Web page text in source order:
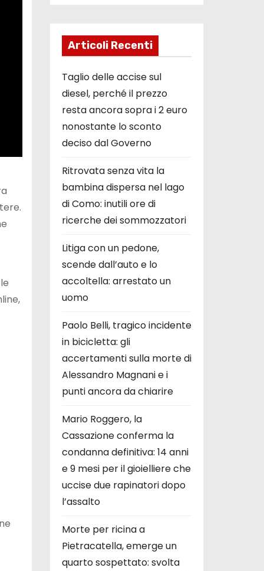
Articoli Recenti
Taglio delle accise sul
diesel, perché il prezzo
resta ancora sopra i 2 euro
nonostante lo sconto
deciso dal Governo
Ritrovata senza vita la
bambina dispersa nel lago
di Como: inutili ore di
ricerche dei sommozzatori
Litiga con un pedone,
scende dall’auto e lo
accoltella: arrestato un
uomo
Paolo Belli, tragico incidente
in bicicletta: gli
accertamenti sulla morte di
Alessandro Magnani e i
punti ancora da chiarire
Mario Roggero, la
Cassazione conferma la
condanna definitiva: 14 anni
e 9 mesi per il gioielliere che
uccise due rapinatori dopo
l’assalto
Morte per ricina a
Pietracatella, emerge un
quarto sospettato: svolta